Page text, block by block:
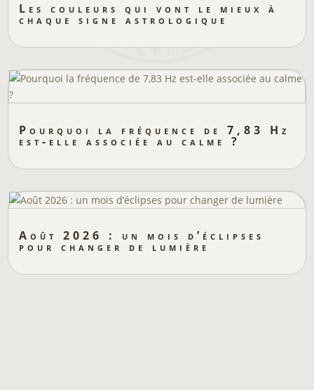
Les couleurs qui vont le mieux à
chaque signe astrologique
Pourquoi la fréquence de 7,83 Hz
est-elle associée au calme ?
Août 2026 : un mois d’éclipses
pour changer de lumière